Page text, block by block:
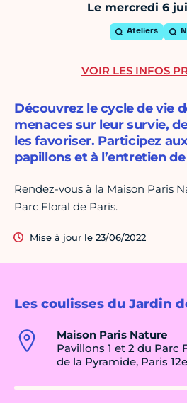
Le mercredi 6
Ateliers
Les coulisses du Jardin
Maison Paris Nature
Pavillons 1 et 2 du Parc
de la Pyramide, Paris 12e
Découvrez le cycle de vie
menaces sur leur survie,
les favoriser. Participez
papillons et à l’entretien
Rendez-vous à la Maison Paris
Parc Floral de Paris.
Mise à jour le 23/06/2022
VOIR LES INFOS